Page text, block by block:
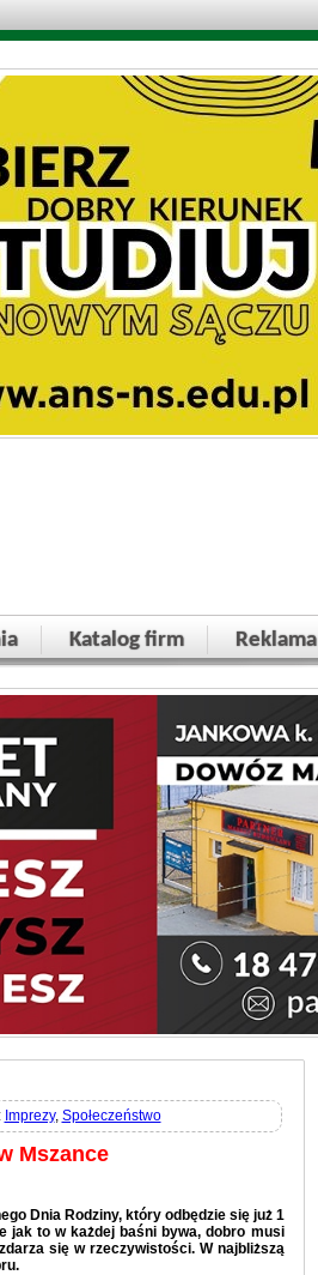
Katalog firm Reklama
Imprezy, Społeczeństwo
Mszance
Dnia Rodziny, który odbędzie się już 1
jak to w każdej baśni bywa, dobro musi
się w rzeczywistości. W najbliższą